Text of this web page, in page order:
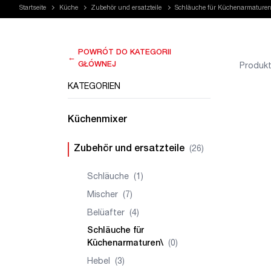
Startseite Küche Zubehör und ersatzteile Schläuche für
←
POWRÓT DO KATEGORII
GŁÓWNEJ
KATEGORIEN
Küchenmixer
Zubehör und ersatzteile (26)
Schläuche (1)
Mischer (7)
Belüafter (4)
Schläuche für
Küchenarmaturen\ (0)
Hebel (3)